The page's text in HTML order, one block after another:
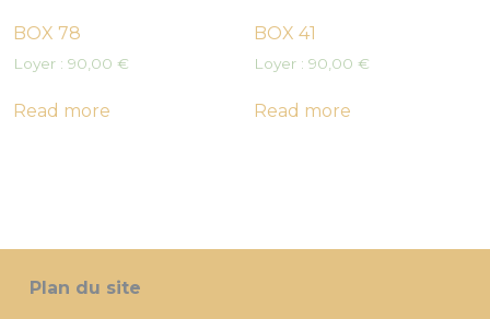
BOX 78
Loyer : 90,00 €
Read more
BOX 41
Loyer :90,00€
Read more
Plan du site